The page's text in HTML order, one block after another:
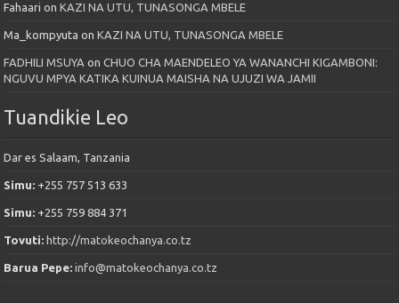
Fahaari onKAZI NA UTU, TUNASONGA MBELE
Ma_kompyuta onKAZI NA UTU, TUNASONGA MBELE
FADHILI MSUYA onCHUO CHA MAENDELEO YA WANANCHI KIGAMBONI:
NGUVU MPYA KATIKA KUINUA MAISHA NA UJUZI WA JAMII
Tuandikie Leo
Dar es Salaam, Tanzania
Simu: +255 757 513 633
Simu: +255 759 884 371
Tovuti: http://matokeochanya.co.tz
Barua Pepe:info@matokeochanya.co.tz